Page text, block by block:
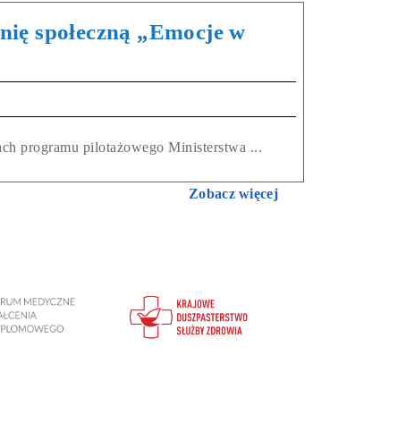
społeczną „Emocje w
programu pilotażowego Ministerstwa ...
Zobacz więcej